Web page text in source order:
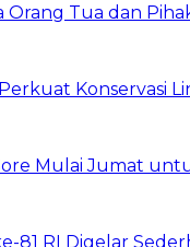
Orang Tua dan
Konservasi
Mulai Jumat
81 RI Digelar